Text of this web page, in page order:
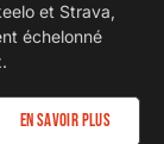
et Strava,
échelonné
En savoir plus